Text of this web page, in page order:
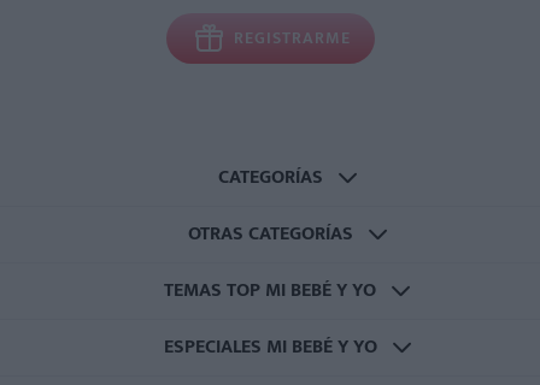
REGISTRARME
CATEGORÍAS
OTRAS CATEGORÍAS
TEMAS TOP MI BEBÉ Y YO
ESPECIALES MI BEBÉ Y YO